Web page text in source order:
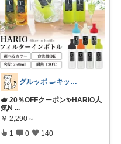
グルッポ 🍳キッチン
🫖 20％OFFクーポン✨HARIO人
気N ...
￥ 2,290～
1 0 140